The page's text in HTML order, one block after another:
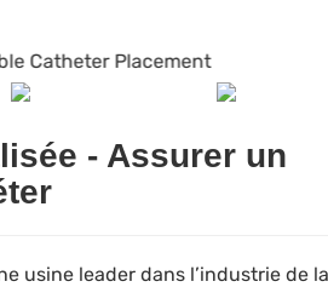
- Assurer un
usine leader dans l’industrie de la